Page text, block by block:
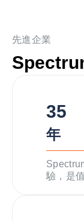
先進企業
35
年
驗，是